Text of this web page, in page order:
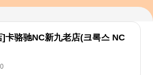
]卡骆驰NC新九老店(크록스 NC
0